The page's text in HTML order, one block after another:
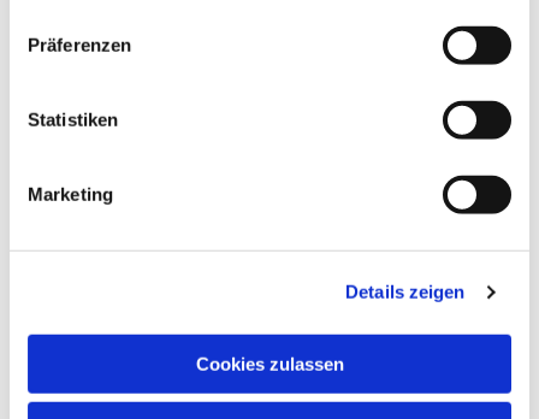
Präferenzen
Statistiken
Marketing
Details zeigen
Cookies zulassen
Dies könnte Sie auch